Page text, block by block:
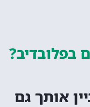
בפלובדיב?
אותך גם